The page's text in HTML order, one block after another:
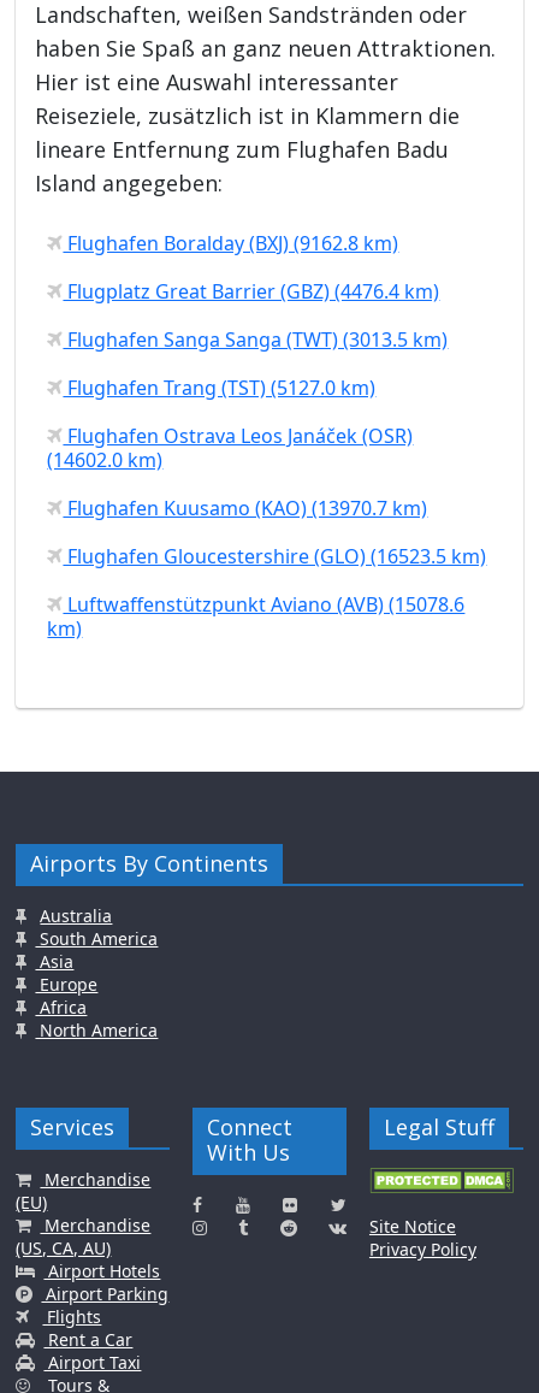
Landschaften, weißen Sandstränden oder
haben Sie Spaß an ganz neuen Attraktionen.
Hier ist eine Auswahl interessanter
Reiseziele, zusätzlich ist in Klammern die
lineare Entfernung zum Flughafen Badu
Island angegeben:
Flughafen Boralday (BXJ) (9162.8 km)
Flugplatz Great Barrier (GBZ) (4476.4 km)
Flughafen Sanga Sanga (TWT) (3013.5 km)
Flughafen Trang (TST) (5127.0 km)
Flughafen Ostrava Leos Janáček (OSR)
(14602.0 km)
Flughafen Kuusamo (KAO) (13970.7 km)
Flughafen Gloucestershire (GLO) (16523.5 km)
Luftwaffenstützpunkt Aviano (AVB) (15078.6
km)
Airports By Continents
Australia
South America
Asia
Europe
Africa
North America
Services
Merchandise
(EU)
Merchandise
(US, CA, AU)
Airport Hotels
Airport Parking
Flights
Rent a Car
Airport Taxi
Tours &
Connect
With Us
Legal Stuff
Site Notice
Privacy Policy